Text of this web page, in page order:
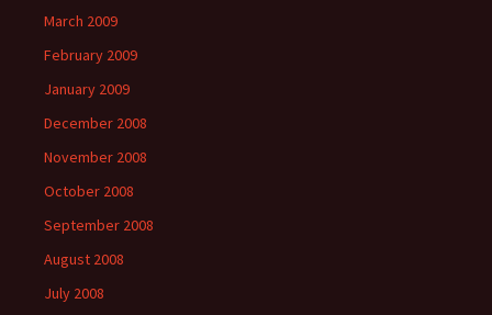
March 2009
February 2009
January 2009
December 2008
November 2008
October 2008
September 2008
August 2008
July 2008